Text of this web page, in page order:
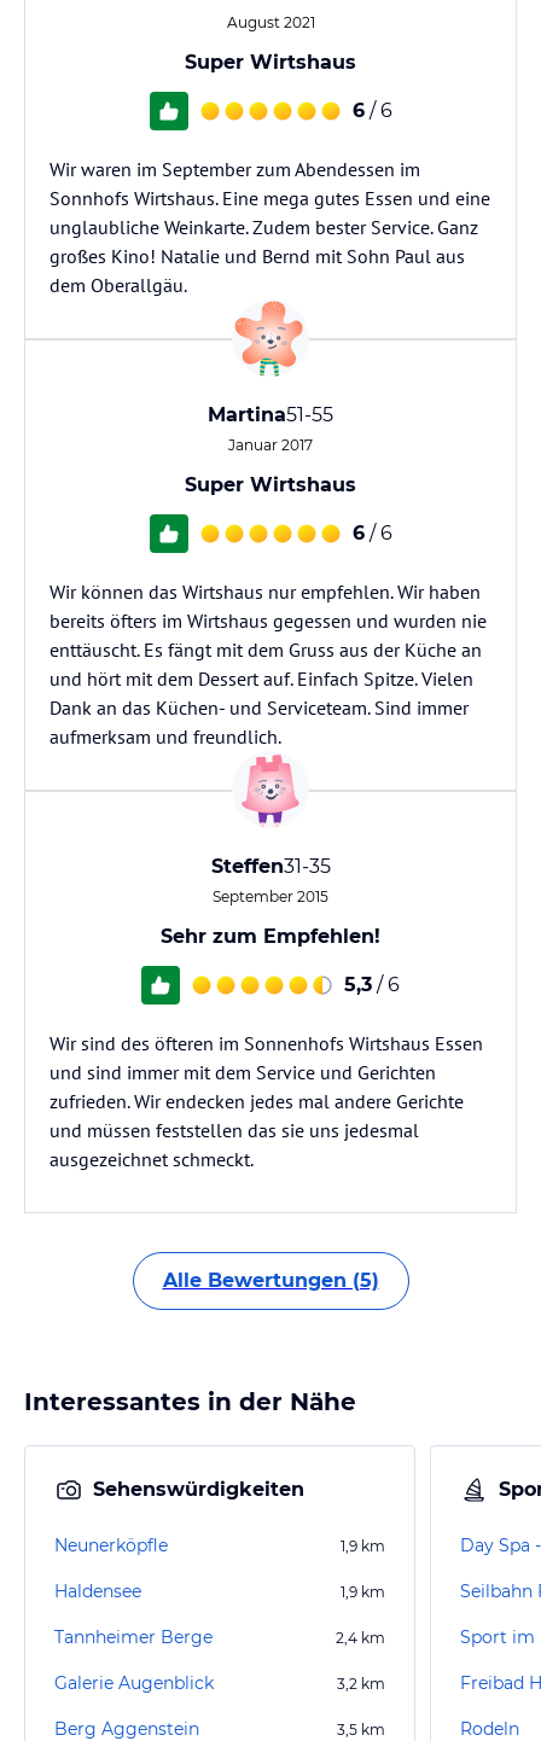
August 2021
Super Wirtshaus
6 / 6
Wir waren im September zum Abendessen im
Sonnhofs Wirtshaus. Eine mega gutes Essen und eine
unglaubliche Weinkarte. Zudem bester Service. Ganz
großes Kino! Natalie und Bernd mit Sohn Paul aus
dem Oberallgäu.
Martina51-55
Januar 2017
Super Wirtshaus
6 / 6
Wir können das Wirtshaus nur empfehlen. Wir haben
bereits öfters im Wirtshaus gegessen und wurden nie
enttäuscht. Es fängt mit dem Gruss aus der Küche an
und hört mit dem Dessert auf. Einfach Spitze. Vielen
Dank an das Küchen- und Serviceteam. Sind immer
aufmerksam und freundlich.
Steffen31-35
September 2015
Sehr zum Empfehlen!
5,3 / 6
Wir sind des öfteren im Sonnenhofs Wirtshaus Essen
und sind immer mit dem Service und Gerichten
zufrieden. Wir endecken jedes mal andere Gerichte
und müssen feststellen das sie uns jedesmal
ausgezeichnet schmeckt.
Alle Bewertungen (5)
Interessantes in der Nähe
Sehenswürdigkeiten
Neunerköpfle 1,9 km
Haldensee 1,9 km
Tannheimer Berge 2,4 km
Galerie Augenblick 3,2 km
Berg Aggenstein 3,5 km
Seilbahn
Sport im
Freibad
Rodeln